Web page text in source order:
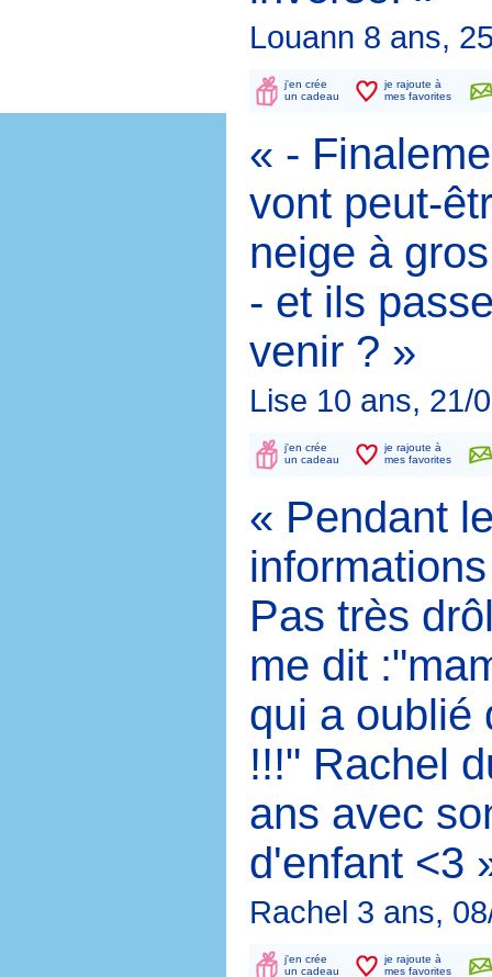
Louann 8 ans,
j'en crée
un cadeau
je rajoute à
mes favorites
« -
vont peut-
neige à
- et ils
venir ? »
Lise 10 ans, 21/
j'en crée
un cadeau
je rajoute à
mes favorites
« Pendant
Pas très
me dit
qui a oublié
!!!" Rachel
ans avec
d'enfant <3
Rachel 3 ans,
j'en crée
un cadeau
je rajoute à
mes favorites